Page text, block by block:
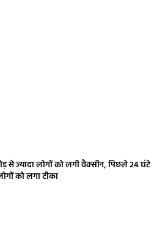
से ज्यादा लोगों को लगी वैक्सीन, पिछले 24 घंटे
को लगा टीका